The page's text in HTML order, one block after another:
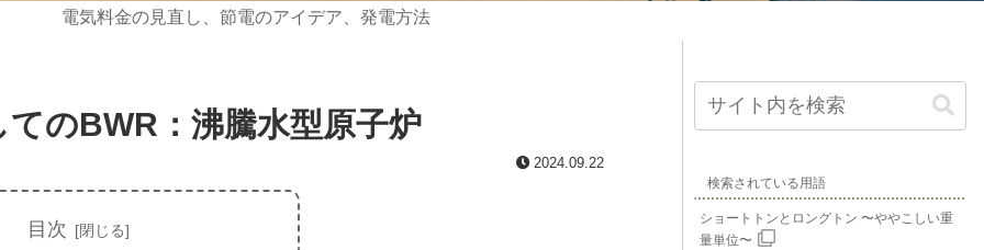
電気料金の見直し、節電のアイデア、発電方法
のBWR：沸騰水型原子炉
2024.09.22
目次
検索されている用語
ショートトンとロングトン 〜ややこしい重
量単位〜